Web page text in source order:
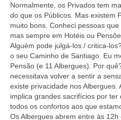
Normalmente, os Privados tem
do que os Públicos. Mas existem
muito bons. Conheci pessoas
mas sempre em Hotéis ou
Alguém pode julgá-los / critica-
o seu Caminho de Santiago. Eu
Pensão (e 11 Albergues). Por
necessitava volver a sentir a
existe privacidade nos Albergues.
implica grandes sacrifícios por
todos os confortos aos que
Os Albergues abrem entre às